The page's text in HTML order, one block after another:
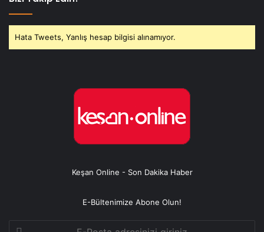
Hata Tweets, Yanlış hesap bilgisi alınamıyor.
Keşan Online - Son Dakika Haber
E-Bültenimize Abone Olun!